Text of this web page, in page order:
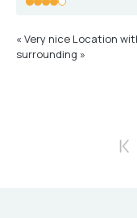
« Very nice Location
surrounding »